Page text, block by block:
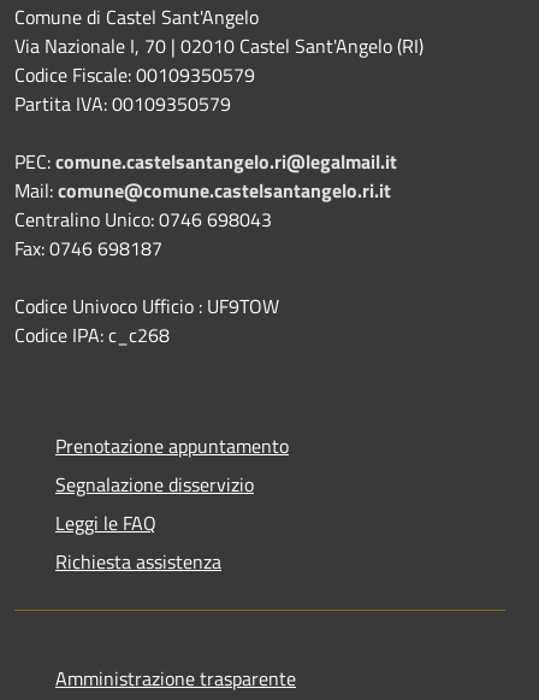
Comune di Castel Sant'Angelo
Via Nazionale I, 70 | 02010 Castel Sant'Angelo (RI)
Codice Fiscale: 00109350579
Partita IVA: 00109350579
PEC:comune.castelsantangelo.ri@legalmail.it
Mail:comune@comune.castelsantangelo.ri.it
Centralino Unico: 0746 698043
Fax: 0746 698187
Codice Univoco Ufficio : UF9TOW
Codice IPA: c_c268
Prenotazione appuntamento
Segnalazione disservizio
Leggi le FAQ
Richiesta assistenza
Amministrazione trasparente